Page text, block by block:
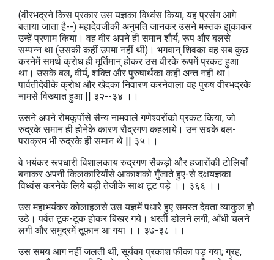
(वीरभद्रने किस प्रकार उस यज्ञका विध्वंस किया, यह प्रसंग आगे
बताया जाता है--) महादेवजीकी अनुमति जानकर उसने मस्तक झुकाकर
उन्हें प्रणाम किया। वह वीर अपने ही समान शौर्य, रूप और बलसे
सम्पन्न था (उसकी कहीं उपमा नहीं थी)। भगवान्‌ शिवका वह सब कुछ
करनेमें समर्थ क्रोध ही मूर्तिमान्‌ होकर उस वीरके रूपमें प्रकट हुआ
था। उसके बल, वीर्य, शक्ति और पुरुषार्थका कहीं अन्त नहीं था।
पार्वतीदेवीके क्रोध और खेदका निवारण करनेवाला वह पुरुष वीरभद्रके
नामसे विख्यात हुआ || ३२--३४ ।।
उसने अपने रोमकूपोंसे सैन्य नामवाले गणेश्वरोंको प्रकट किया, जो
रुद्रके समान ही होनेके कारण रौद्रगण कहलाये। उन सबके बल-
पराक्रम भी रुद्रके ही समान थे || ३५।।
वे भयंकर रूपधारी विशालकाय रुद्रगण सैकड़ों और हजारोंकी टोलियाँ
बनाकर अपनी किलकारियोंसे आकाशको गुँजाते हुए-से दक्षयज्ञका
विध्वंस करनेके लिये बड़ी तेजीके साथ टूट पड़े ।। ३६६ ।।
उस महाभयंकर कोलाहलसे उस यज्ञमें पधारे हुए समस्त देवता व्याकुल हो
उठे। पर्वत टूक-टूक होकर बिखर गये। धरती डोलने लगी, आँधी चलने
लगी और समुद्रमें तूफान आ गया ।। ३७-३८ ।।
उस समय आग नहीं जलती थी, सूर्यका प्रकाश फीका पड़ गया; ग्रह,